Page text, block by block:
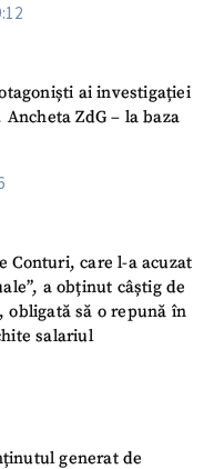
ai investigației
ZdG – la baza
Conturi, care l-a acuzat
a obținut câștig de
obligată să o repună în
salariul
generat de